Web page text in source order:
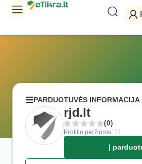
PARDUOTUVĖS INFORMACIJA
rjd.lt
(0)
Profilio peržiūros: 11
Į